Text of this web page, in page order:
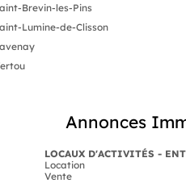
Brevin-les-Pins
Lumine-de-Clisson
Annonces
LOCAUX D'ACTIVITÉS -
Location
Vente